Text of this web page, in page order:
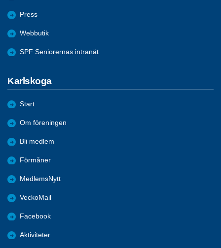
Press
Webbutik
SPF Seniorernas intranät
Karlskoga
Start
Om föreningen
Bli medlem
Förmåner
MedlemsNytt
VeckoMail
Facebook
Aktiviteter